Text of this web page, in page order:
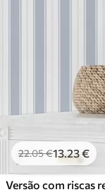
22.05€13.23€